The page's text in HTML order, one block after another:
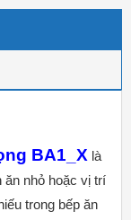
BA1_X là
ăn nhỏ hoặc vị trí
trong bếp ăn